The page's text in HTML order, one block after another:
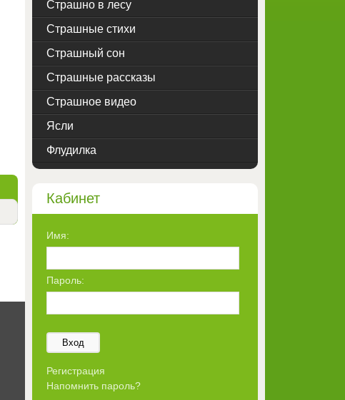
Страшно в лесу
Страшные стихи
Страшный сон
Страшные рассказы
Страшное видео
Ясли
Флудилка
Кабинет
Имя:
Пароль:
Вход
Регистрация
Напомнить пароль?